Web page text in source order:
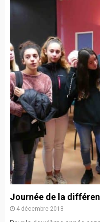
Journée de la
4 décembre 2018